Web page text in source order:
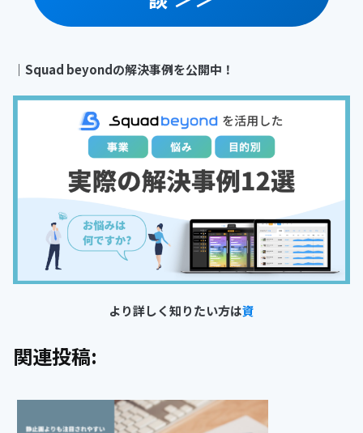
｜Squad beyondの解決事例を公開中！
より詳しく知りたい方は資
関連投稿: